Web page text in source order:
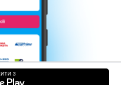
Карьера